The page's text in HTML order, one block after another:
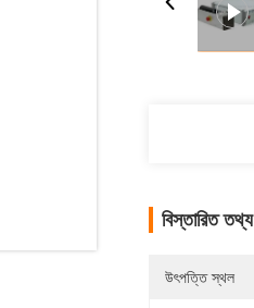
বিস্তারিত তথ্য
উৎপত্তি স্থল